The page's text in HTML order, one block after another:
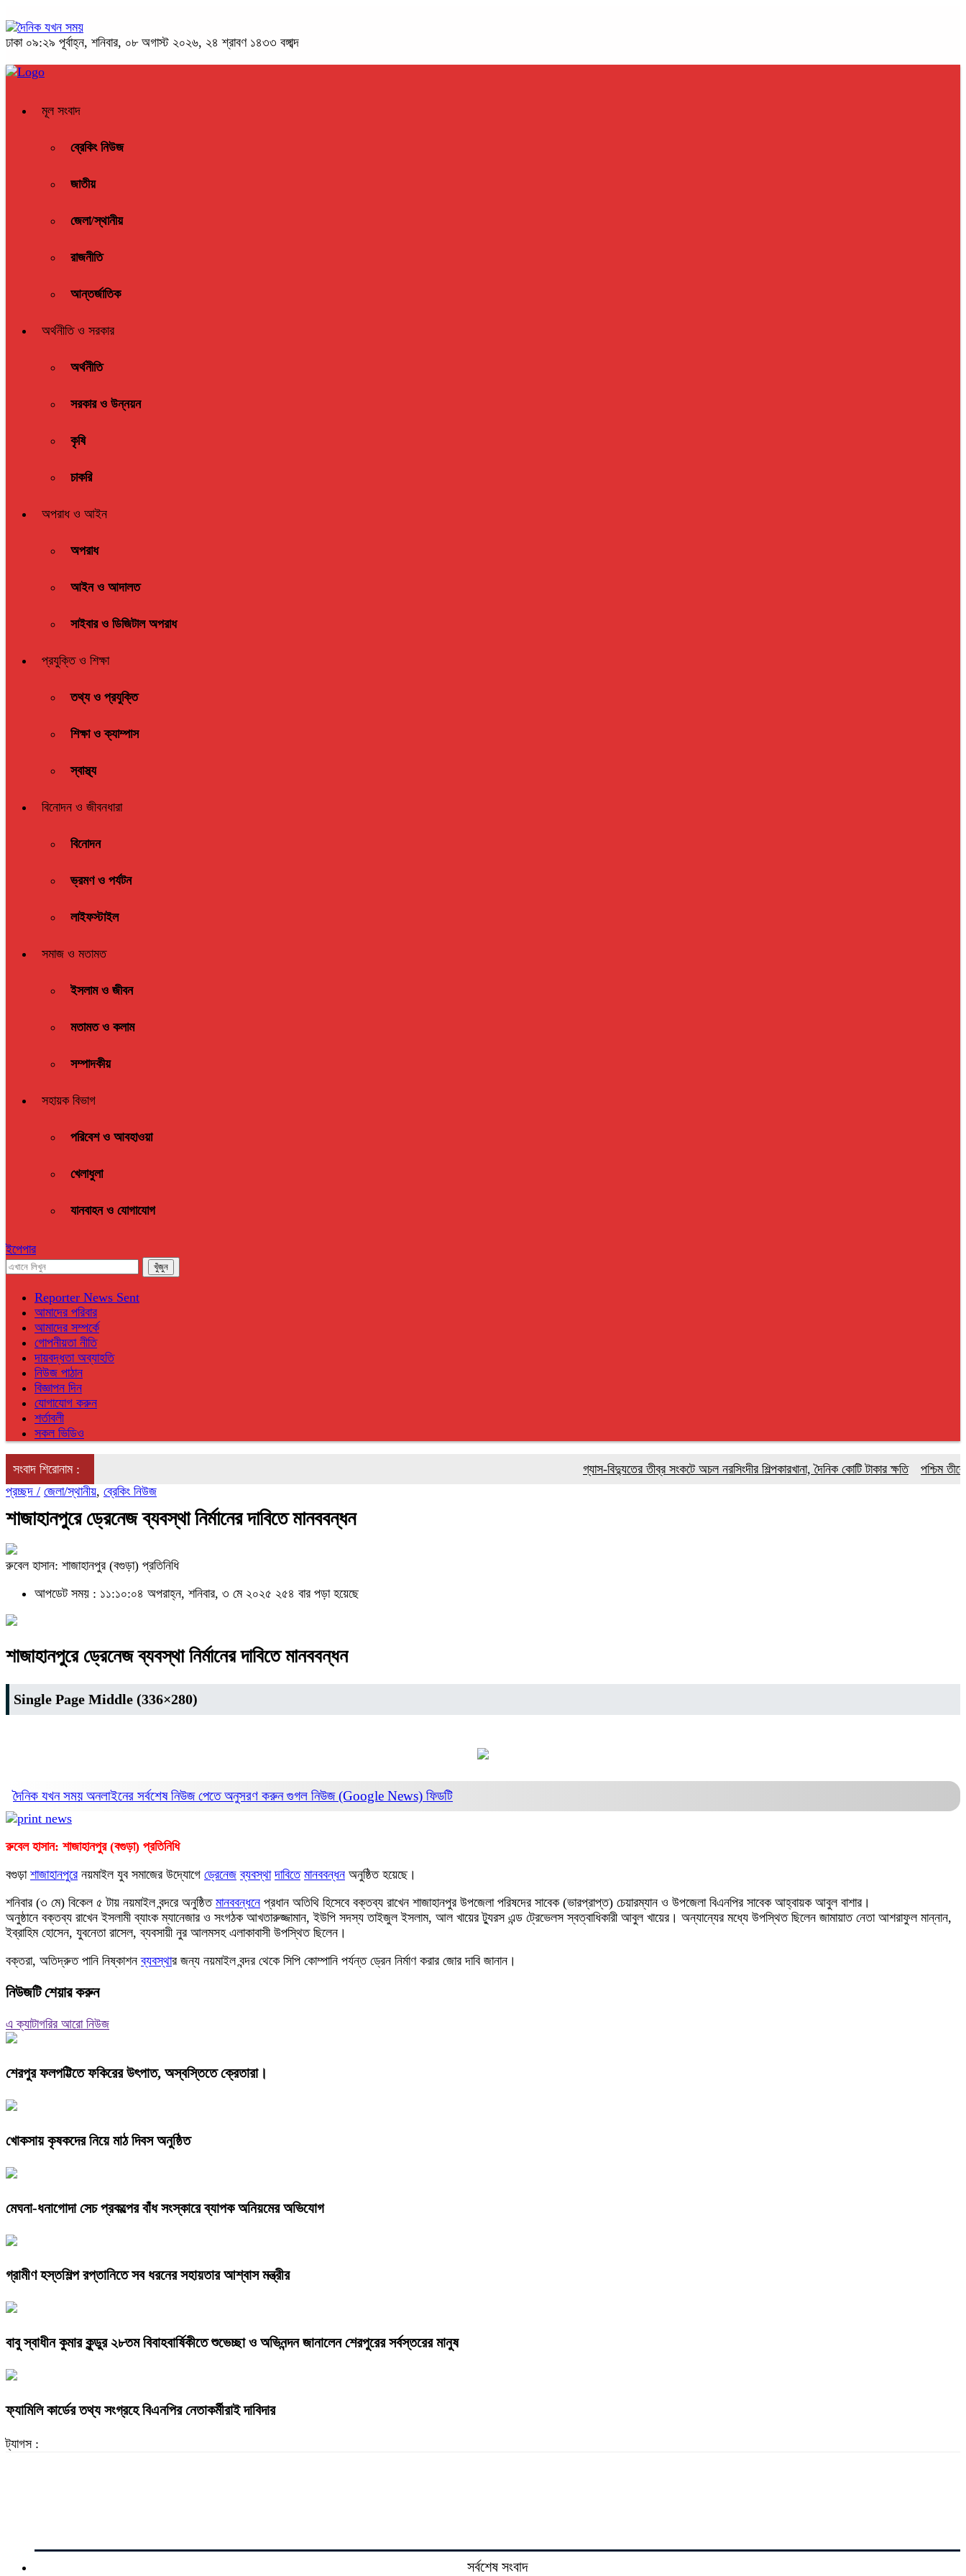
ঢাকা ০৯:২৯ পূর্বাহ্ন, শনিবার, ০৮ অগাস্ট ২০২৬, ২৪ শ্রাবণ ১৪৩৩ বঙ্গাব্দ
মূল সংবাদ
ব্রেকিং নিউজ
জাতীয়
জেলা/স্থানীয়
রাজনীতি
আন্তর্জাতিক
অর্থনীতি ও সরকার
অর্থনীতি
সরকার ও উন্নয়ন
কৃষি
চাকরি
অপরাধ ও আইন
অপরাধ
আইন ও আদালত
সাইবার ও ডিজিটাল অপরাধ
প্রযুক্তি ও শিক্ষা
তথ্য ও প্রযুক্তি
শিক্ষা ও ক্যাম্পাস
স্বাস্থ্য
বিনোদন ও জীবনধারা
বিনোদন
ভ্রমণ ও পর্যটন
লাইফস্টাইল
সমাজ ও মতামত
ইসলাম ও জীবন
মতামত ও কলাম
সম্পাদকীয়
সহায়ক বিভাগ
পরিবেশ ও আবহাওয়া
খেলাধুলা
যানবাহন ও যোগাযোগ
ইপেপার
Reporter News Sent
আমাদের পরিবার
আমাদের সম্পর্কে
গোপনীয়তা নীতি
দায়বদ্ধতা অব্যাহতি
নিউজ পাঠান
বিজ্ঞাপন দিন
যোগাযোগ করুন
শর্তাবলী
সকল ভিডিও
সংবাদ শিরোনাম : গ্যাস-বিদ্যুতের তীব্র সংকটে অচল নরসিংদীর শিল্পকারখানা, দৈনিক কোটি টাকার ক্ষতি
পশ্চিম তীরে
প্রচ্ছদ / জেলা/স্থানীয়, ব্রেকিং নিউজ
শাজাহানপুরে ড্রেনেজ ব্যবস্থা নির্মানের দাবিতে মানববন্ধন
রুবেল হাসান: শাজাহানপুর (বগুড়া) প্রতিনিধি
আপডেট সময় : ১১:১০:০৪ অপরাহ্ন, শনিবার, ৩ মে ২০২৫ ২৫৪ বার পড়া হয়েছে
শাজাহানপুরে ড্রেনেজ ব্যবস্থা নির্মানের দাবিতে মানববন্ধন
Single Page Middle (336×280)
দৈনিক যখন সময় অনলাইনের সর্বশেষ নিউজ পেতে অনুসরণ করুনগুগল নিউজ (Google News) ফিডটি
রুবেল হাসান: শাজাহানপুর (বগুড়া) প্রতিনিধি
বগুড়া শাজাহানপুরেনয়মাইল যুব সমাজের উদ্যোগে ড্রেনেজ ব্যবস্থা দাবিতে মানববন্ধন অনুষ্ঠিত হয়েছে।
শনিবার (৩ মে) বিকেল ৫ টায় নয়মাইল বন্দরে অনুষ্ঠিত মানববন্ধন ে প্রধান অতিথি হিসেবে বক্তব্য রাখেন শাজাহানপুর উপজেলা পরিষদের সাবেক (ভারপ্রাপ্ত) চেয়ারম্যান ও উপজেলা বিএনপির সাবেক আহ্বায়ক আবুল বাশার।
অনুষ্ঠানে বক্তব্য রাখেন ইসলামী ব্যাংক ম্যানেজার ও সংগঠক আখতারুজ্জামান, ইউপি সদস্য তাইজুল ইসলাম, আল খায়ের ট্যুরস এন্ড ট্রেভেলস স্বত্বাধিকারী আবুল খায়ের। অন্যান্যের মধ্যে উপস্থিত ছিলেন জামায়াত নেতা আশরাফুল মান্নান,
ইব্রাহিম হোসেন, যুবনেতা রাসেল, ব্যবসায়ী নুর আলমসহ এলাকাবাসী উপস্থিত ছিলেন।
বক্তরা, অতিদ্রুত পানি নিষ্কাশনব্যবস্থার জন্য নয়মাইল বন্দর থেকে সিপি কোম্পানি পর্যন্ত ড্রেন নির্মাণ করার জোর দাবি জানান।
নিউজটি শেয়ার করুন
এ ক্যাটাগরির আরো নিউজ
শেরপুর ফলপট্টিতে ফকিরের উৎপাত, অস্বস্তিতে ক্রেতারা।
খোকসায় কৃষকদের নিয়ে মাঠ দিবস অনুষ্ঠিত
মেঘনা-ধনাগোদা সেচ প্রকল্পের বাঁধ সংস্কারে ব্যাপক অনিয়মের অভিযোগ
গ্রামীণ হস্তশিল্প রপ্তানিতে সব ধরনের সহায়তার আশ্বাস মন্ত্রীর
বাবু স্বাধীন কুমার কুন্ডুর ২৮তম বিবাহবার্ষিকীতে শুভেচ্ছা ও অভিনন্দন জানালেন শেরপুরের সর্বস্তরের মানুষ
ফ্যামিলি কার্ডের তথ্য সংগ্রহে বিএনপির নেতাকর্মীরাই দাবিদার
ট্যাগস :
সর্বশেষ সংবাদ